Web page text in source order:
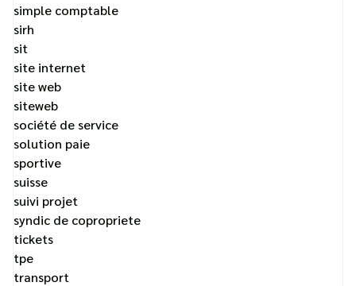
simple comptable
sirh
sit
site internet
site web
siteweb
société de service
solution paie
sportive
suisse
suivi projet
syndic de copropriete
tickets
tpe
transport